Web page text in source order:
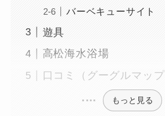
バーベキューサイト
遊具
高松海水浴場
口コミ（グーグルマップ
もっと見る